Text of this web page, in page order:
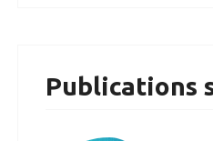
Publications